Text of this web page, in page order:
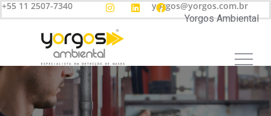
+55 11 2507-7340 yorgos@yorgos.com.br
Yorgos Ambiental